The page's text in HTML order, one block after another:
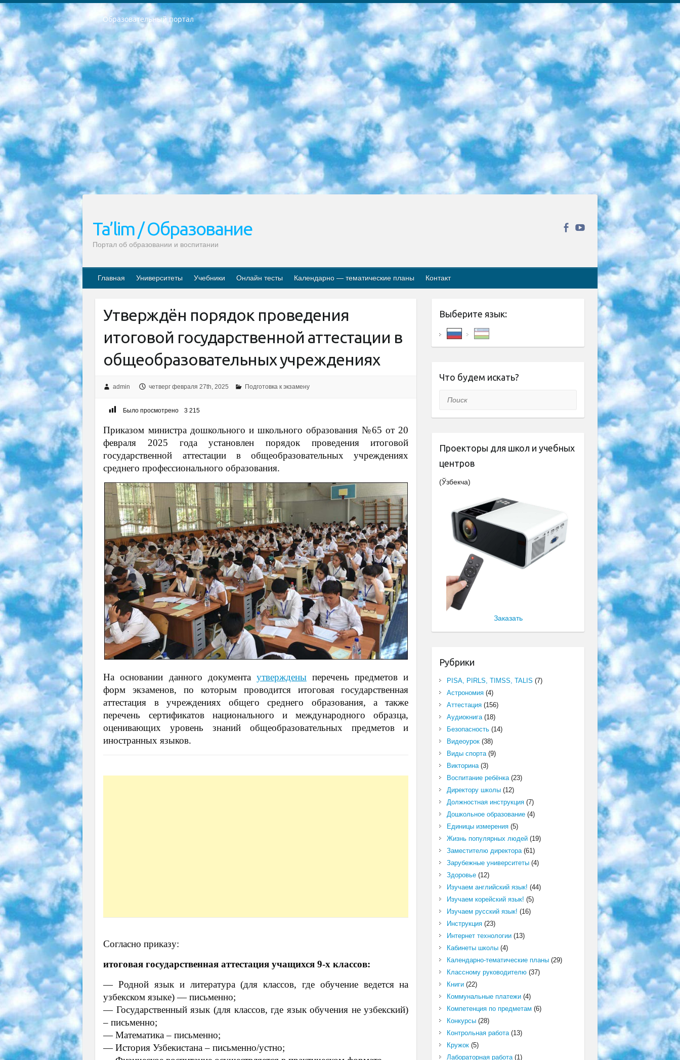
Образовательный портал
РЕСПУБЛИКА УЗБЕКИСТАН МИНИСТРЕРСТВО ДОШКОЛЬНОГО И ШКОЛЬНОГО ОБРАЗОВАНИЯ КОМАНДА в общеобразовательных учреждениях в 2023-2024 учебном году организация и проведение итоговой государственной аттестации обучающихся о Министра дошкольного и школьного образования Республики Узбекистан от 4 марта 2008 года (постановлением Минюста от 20 марта 2008 года № 1778 государственной регистрации) «Итоговое состояние учащихся общего среднего образования на основании положения об утверждении положения об аттестации общего среднего образования выпускной экзамен студентов в образовательных учреждениях в 2023-2024 учебном году В целях организации и прохождения аттестации приказываю: 1. Следующее: перечень предметов, по которым будет проводиться итоговая государственная аттестация и экзамен формы перевода согласно приложению 1; сертификаты международного образца, оценивающие уровень владения иностранными языками перечень согласно приложению 2; 2. Педагогический при специализированных образовательных учреждениях. научно-практический центр квалификации и международной оценки (Д.Давидова) 2024 г. До 25 марта: задания по предметам, по которым будет проводиться итоговая аттестация разработка и утверждение технических условий; итоговая аттестация на основании разработанного предметного задания разработка вопросов по предметам (устно и письменно), экзамен передача; общеобразовательные средние школы и специальные учебные заведения учащиеся выпускных классов школ и интернатов в агентской системе подготовка базы данных экзаменационных материалов и критериев оценки; перевод базы экзаменационных материалов на все языки обучения подать в Республиканский образовательный центр для изготовления; варианты экзаменов на основе разработанных контрольных материалов пусть будут поставлены задачи формирования. 3. Республиканский образовательный центр (Ш.Худайкулов) до 5 апреля 2024 года. до: база данных предоставленных экзаменационных материалов на все языки обучения перевод и экспертиза; для слепых, слабовидящих, глухих, слабослышащих и умственно отсталых детей учащиеся выпускных классов специализированных школ и школ-интернатов база данных экзаменационных материалов на всех преподаваемых языках подготовка критериев оценки; специализированные школы для умственно отсталых детей и технологии для учащихся выпускных классов школ-интернатов разработка соответствующих рекомендаций и критериев проведения ЕГЭ по естествознанию давать задания. 4. Педагогический при специализированных образовательных учреждениях. Научно-практический центр навыков и международной оценки (Д.Давидова), Республика образовательный центр (Худайкулов Ш.) итоговый государственный аттестационный экзамен ориентирован на творческое и логическое мышление при подготовке базы материалов учитывать введение заданий. 5. Следует отметить, что: сертификат государственного образца о знании общеобразовательного предмета и как минимум национальный уровень B1 по предметам на иностранных языках, указанным в Приложении 2. или международно признанный сертификат эквивалентного уровня студенты, изучающие определенный предмет, освобождаются от экзамена; по соответствующим предметам запланирована итоговая государственная аттестация за день до дня, путем жеребьевки Рабочей группой (в письменной форме по предметам, проводимым в форме) из числа сформированных вариантов выбрано 2 варианта; 2 выбранных варианта экзамена анонсированы на официальном сайте министерства и все выпускники по всей стране на основе этих вариантов проводит итоговую государственную аттестацию. 6. Государственное образование учащихся средних общеобразовательных учреждений. знания в соответствии с квалификационными требованиями, которые необходимо приобрести на основании стандартов итоговый (выпускной) контроль для 9 и 11 классов в целях тестирования Экзамены (далее – экзамены) состоят из предметов, перечисленных в приложении 1. будет сделано. 7. Экзамены пройдут с 26 мая по 15 июня 2024 г. (кроме науки физического воспитания). 8. Физическая для учащихся 9 классов общесредних образовательных учреждений. Экзамены по предмету «Образование, квалификация медицина» 1-6 мая 2024 года. сотрудники перевести под присмотр (с отклонениями в физическом или умственном развитии) специализированная школа для детей, школы-интернаты и со сколиозом школы-интернаты санаторного типа для больных детей исключены). 9. Он был слепым, слабовидящим и имел нарушения опорно-двигательного аппарата. экзамены в специализированных школах и интернатах для детей должны проводиться исходя из требований, предъявляемых к общеобразовательным учреждениям (физкультура кроме науки). 10. Специализированная школа для глухих и слабослышащих детей. и экзамены в интернатах и быть реализован в виде письменного теста по математике. 11. Специальность для умственно отсталых детей. Для 9 класса Родной язык и литературное письмо Государственный язык (язык обучения – узбекский). для неклассов) написано Математическое письмо Письменная/устная история Узбекистана Физическое воспитание практично Итоговый контроль Для 11 класса Написание родного языка и литературы (эссе) Математическое письмо Узбекский язык (обучение на узбекском языке) не посещающее общее среднее образование для учреждений)/Образовательное учреждение выбор письменный и устный Иностранный язык письменный/устный Письменная/устная история Узбекистана *По выбору студента:  Химия  Физика  Основы государственного права  География 10 бесплатных образовательных ресурсов - Мы составили подборку онлайн-проектов с интерактивными упражнениями, видеолекциями и статьями. Они помогут вам обрести новые и освежить старые знания бесплатно. 1. «ИНТУИТ» Старейшая образовательная площадка Рунета. Здесь вы найдёте сотни текстовых и видеокурсов на десятки различных тем — от программирования до психологии. Многие курсы подготовлены российскими университетами и крупными международными компаниями вроде Intel и Microsoft. Самостоятельное обучение бесплатное, но желающие могут оплатить услуги персональных наставников. 2. «Смартия» знакомит с актуальными профессиями и подсказывает, как им обучаться. Выбрав заинтересовавшую вас специальность — SMM-специалист, фотограф, веб-дизайнер или другую, — увидите список необходимых для неё умений. Чтобы вы могли освоить их самостоятельно, для каждого умения площадка отображает подборку ссылок на учебные материалы. Хотя «Смартия» ориентируется на русскоязычную аудиторию, часть контента всё же доступна только на английском. 3. «Лекторий Физтеха» Проект Московского физико-технического института (Физтеха). С его помощью вы можете смотреть онлайн серии лекций, записанные на видео в этом вузе. В числе доступных предметов — физика, биология, химия, информационные технологии и другие. К некоторым лекциям администрация ресурса прилагает готовые конспекты, которые можно скачивать в PDF-формате. 4. ITMOcourses Онлайн-площадка Санкт-Петербургского национального исследовательского университета информационных технологий, механики и оптики (ИТМО). Ресурс предоставляет свободный доступ к курсам, разработанным в этом вузе. Каталог материалов разбит на четыре категории: «Оптические системы и технологии», «Приборостроение и робототехника», «Информационные технологии» и «Биотехнологии». Курсы состоят из видеолекций, интерактивных демонстраций и заданий. 5. «КиберЛенинка» Электронная научная библиотека открытого доступа. Каталог площадки регулярно обрастает текстами статей из различных научных изданий. Сгруппированные по журналам и рубрикам публикации можно читать онлайн или скачивать целиком в PDF-формате. Проект нацелен на популяризацию науки за счёт открытого доступа к качественной информации. 6. «ПостНаука» На этом ресурсе публикуют подборки видеолекций, составленные экспертами из разных отраслей и объединённые общими темами. Среди них, к примеру, есть серии «Биоинформатика и геномика», «Культура средневековой Скандинавии» и Cinema Studies о теории кино. Каждая подборка лекций — логически связанная история, рассказанная экспертом от первого лица. Кроме того, на сайте появляются научно-образовательные статьи и тесты на разные темы. 7. «Newочём» Команда проекта «Newочём» отбирает самые интересные тексты из англоязычных СМИ и переводит те из них, за которые голосуют участники сообщества «ВКонтакте». По большей части это научно-популярные статьи. Редакторы придумывают лишь заголовки, в остальном содержание переводов соответствует оригиналам. Полные тексты можно читать прямо в социальной сети. 8. InternetUrok Онлайн-база материалов по основным дисциплинам школьной программы. Информация на сайте структурирована по классам, предметам и темам (урокам). Каждый урок состоит из видеолекций и конспектов. Есть также интерактивные тренажёры и тесты для закрепления пройденного материала. Даже если вы давно окончили школу, возможность повторить программу старших классов всегда может пригодиться. 9. Edutainme Ещё один ресурс об образовании. В отличие от Newtonew, как мне кажется, Edutainme больше ориентируется на представителей индустрии: педагогов, предпринимателей, разработчиков образовательных проектов. Но и любой, кто просто стремится к саморазвитию, найдёт на сайте много полезного и интересного для себя. Например, информацию о новых курсах и образовательных сервисах. 10. Newtonew Онлайн-медиа об образовании и обучении в широком смысле. Авторы Newtonew пишут об инструментах, заведениях, тактиках и стратегиях, которые помогают учить других и получать новые знания самостоятельно. На этой площадке вы найдёте новости, обзоры, аналитические мат
Ta’lim / Образование
Портал об образовании и воспитании
Главная Университеты Учебники Онлайн тесты Календарно — тематические планы Контакт
Утверждён порядок проведения
итоговой государственной аттестации в
общеобразовательных учреждениях
admin четверг февраля 27th, 2025 Подготовка к экзамену
Было просмотрено 3 215
Приказом министра дошкольного и школьного образования №65 от 20
февраля 2025 года установлен порядок проведения итоговой
государственной аттестации в общеобразовательных учреждениях
среднего профессионального образования.
На основании данного документа утвержденыперечень предметов и
форм экзаменов, по которым проводится итоговая государственная
аттестация в учреждениях общего среднего образования, а также
перечень сертификатов национального и международного образца,
оценивающих уровень знаний общеобразовательных предметов и
иностранных языков.
Согласно приказу:
итоговая государственная аттестация учащихся 9-х классов:
— Родной язык и литература (для классов, где обучение ведется на
узбекском языке) — письменно;
— Государственный язык (для классов, где язык обучения не узбекский)
– письменно;
— Математика – письменно;
— История Узбекистана – письменно/устно;
Выберите язык:
Что будем искать?
Поиск
Проекторы для школ и учебных
центров
(Ўзбекча)
Заказать
Рубрики
PISA, PIRLS, TIMSS, TALIS (7)
Астрономия(4)
Аттестация(156)
Аудиокнига(18)
Безопасность(14)
Видеоурок(38)
Виды спорта(9)
Викторина(3)
Воспитание ребёнка(23)
Директору школы(12)
Должностная инструкция(7)
Дошкольное образование(4)
Единицы измерения(5)
Жизнь популярных людей(19)
Заместителю директора(61)
Зарубежные университеты(4)
Здоровье(12)
Изучаем английский язык! (44)
Изучаем корейский язык! (5)
Изучаем русский язык! (16)
Инструкция(23)
Интернет технологии(13)
Кабинеты школы(4)
Календарно-тематические планы(29)
Классному руководителю(37)
Книги(22)
Коммунальные платежи(4)
Компетенция по предметам (6)
Конкурсы(28)
Контрольная работа(13)
Кружок(5)
Лабораторная работа(1)